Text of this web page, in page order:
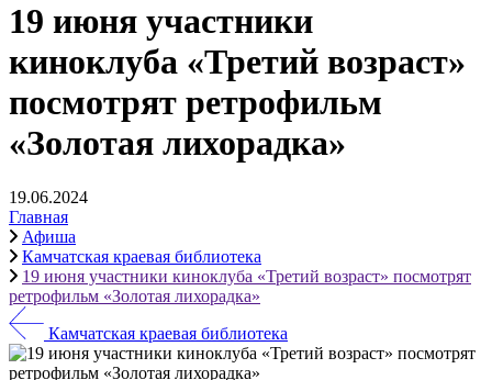
19 июня участники
киноклуба «Третий возраст»
посмотрят ретрофильм
«Золотая лихорадка»
19.06.2024
Главная
Афиша
Камчатская краевая библиотека
19 июня участники киноклуба «Третий возраст» посмотрят
ретрофильм «Золотая лихорадка»
Камчатская краевая библиотека